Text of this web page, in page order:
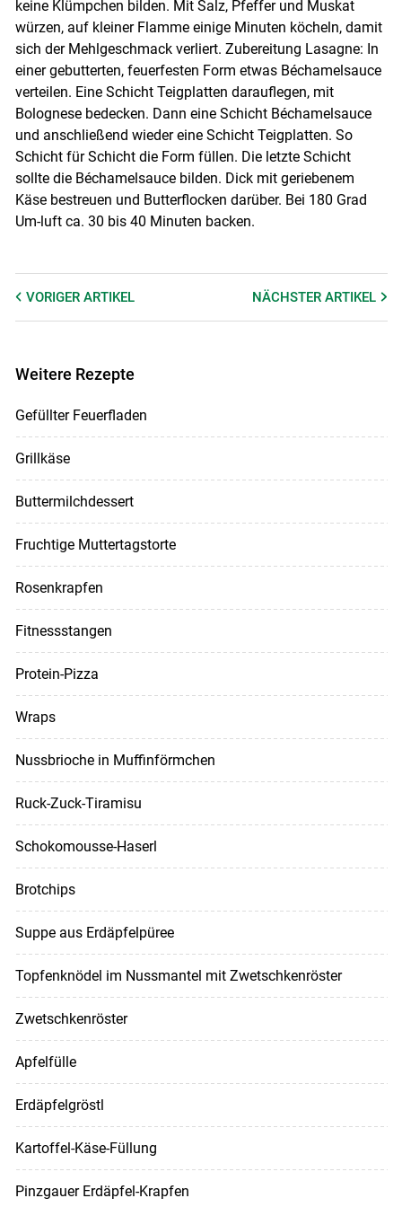
keine Klümpchen bilden. Mit Salz, Pfeffer und Muskat
würzen, auf kleiner Flamme einige Minuten köcheln, damit
sich der Mehlgeschmack verliert. Zubereitung Lasagne: In
einer gebutterten, feuerfesten Form etwas Béchamelsauce
verteilen. Eine Schicht Teigplatten darauflegen, mit
Bolognese bedecken. Dann eine Schicht Béchamelsauce
und anschließend wieder eine Schicht Teigplatten. So
Schicht für Schicht die Form füllen. Die letzte Schicht
sollte die Béchamelsauce bilden. Dick mit geriebenem
Käse bestreuen und Butterflocken darüber. Bei 180 Grad
Um-luft ca. 30 bis 40 Minuten backen.
VORIGER ARTIKEL NÄCHSTERARTIKEL
Weitere Rezepte
Gefüllter Feuerfladen
Grillkäse
Buttermilchdessert
Fruchtige Muttertagstorte
Rosenkrapfen
Fitnessstangen
Protein-Pizza
Wraps
Nussbrioche in Muffinförmchen
Ruck-Zuck-Tiramisu
Schokomousse-Haserl
Brotchips
Suppe aus Erdäpfelpüree
Topfenknödel im Nussmantel mit Zwetschkenröster
Zwetschkenröster
Apfelfülle
Erdäpfelgröstl
Kartoffel-Käse-Füllung
Pinzgauer Erdäpfel-Krapfen